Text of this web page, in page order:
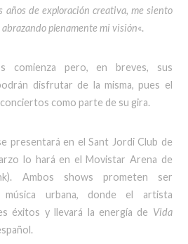
años de exploración creativa, me siento
plenamente mi visión«.
comienza pero, en breves, sus
disfrutar de la misma, pues el
como parte de su gira.
presentará en el Sant Jordi Club de
lo hará en el Movistar Arena de
Ambos shows prometen ser
urbana, donde el artista
éxitos y llevará la energía de Vida